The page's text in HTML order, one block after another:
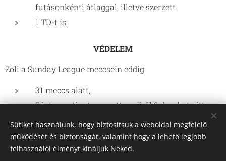
futásonkénti átlaggal, illetve szerzett
1 TD-t is.
VÉDELEM
Zoli a Sunday League meccsein eddig:
31 meccs alatt,
5 interceptiont szerzett, amiből 2 darabot vitt
7 sack-t hajtott végre,
54 szerelés, valamint
Sütiket használunk, hogy biztosítsuk a weboldal megfelelő
működését és biztonságát, valamint hogy a lehető legjobb
felhasználói élményt kínáljuk Neked.